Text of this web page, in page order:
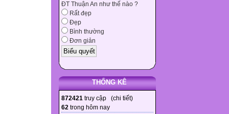
ĐT Thuận An như thế nào ?
Rất đẹp
Đẹp
Bình thường
Đơn giản
THỐNG KÊ
872421 truy cập (chi tiết)
62 trong hôm nay